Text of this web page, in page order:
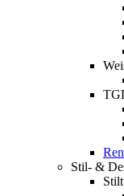
Stil- &